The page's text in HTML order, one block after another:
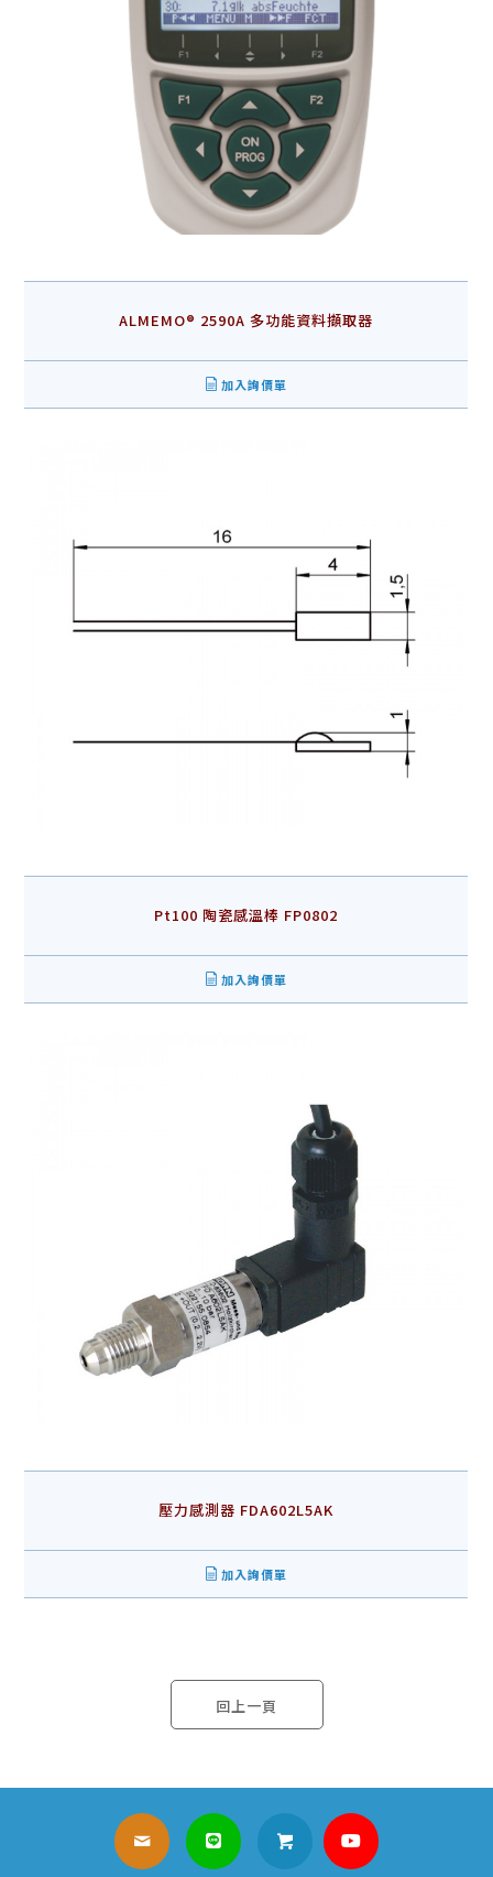
ALMEMO® 2590A 多功能資料擷取器
加入詢價單
Pt100 陶瓷感溫棒 FP0802
加入詢價單
壓力感測器 FDA602L5AK
加入詢價單
回上一頁